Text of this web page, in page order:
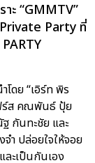
าะ “GMMTV”
Private Party ที่
โดย “เอิร์ท พิร
ร์ส คณพันธ์ ปุ้ย
กันทะชัย และ
จำ ปล่อยใจให้จอย
ะเป็นกันเอง